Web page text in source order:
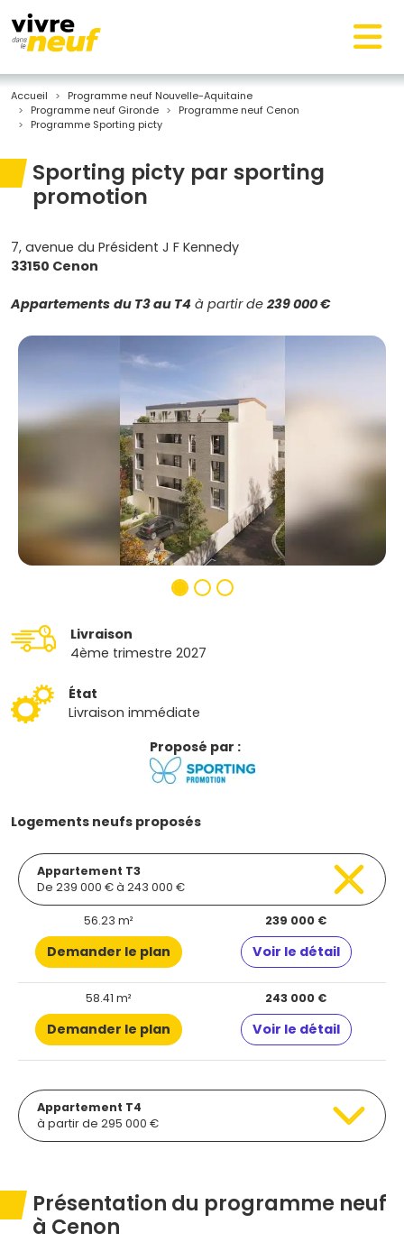
Accueil
Programme neuf Nouvelle-Aquitaine
Programme neuf Gironde
Programme neuf Cenon
Programme Sporting picty
Sporting picty par sporting
promotion
7, avenue du Président J F Kennedy
33150 Cenon
Appartements du T3 au T4 à partir de 239 000 €
Livraison
4ème trimestre 2027
État
Livraison immédiate
Proposé par :
Logements neufs proposés
Appartement T3
De 239 000 € à 243 000 €
56.23 m² 239 000 €
Demander le plan Voir le détail
58.41 m² 243 000 €
Demander le plan Voir le détail
Appartement T4
à partir de 295 000 €
Présentation du programme neuf
à Cenon